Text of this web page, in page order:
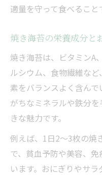
適量を守って食べること
焼き海苔の栄養成分と
焼き海苔は、ビタミンA
ルシウム、食物繊維な
素をバランスよく含ん
がちなミネラルや鉄分
きな魅力です。
例えば、1日2〜3枚の焼
で、貧血予防や美容、
います。おにぎりやサ